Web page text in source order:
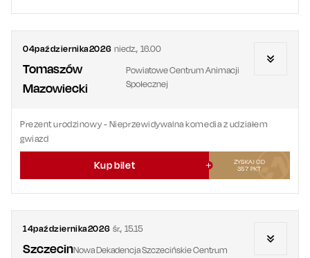
04października2026 niedz.,16.00
Tomaszów
Mazowiecki
Powiatowe Centrum Animacji
Społecznej
Prezent urodzinowy- Nieprzewidywalna komedia z udziałem
gwiazd
Kup bilet
ZYSKAJ OD
357 PKT
14października2026 śr.,15.15
SzczecinNowa Dekadencja Szczecińskie Centrum